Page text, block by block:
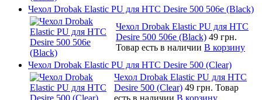
Чехол Drobak Elastic PU для HTC Desire 500 506e (Black)
Чехол Drobak Elastic PU для HTC
Desire 500 506e (Black) 49 грн.
Товар есть в наличии В корзину
Чехол Drobak Elastic PU для HTC Desire 500 (Clear)
Чехол Drobak Elastic PU для HTC
Desire 500 (Clear) 49 грн. Товар
есть в наличии В корзину